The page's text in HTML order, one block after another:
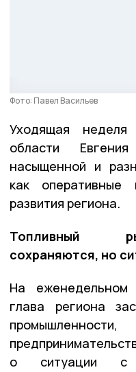
Фото: Павел Васильев
Уходящая
области
насыщенной и
как
развития региона.
Топливный
сохраняются, но
На еженедельном
глава региона
о ситуации с